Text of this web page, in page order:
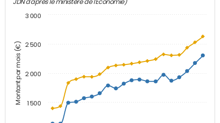
Montant par mois (€)
JDN d'après le ministère de l'Economie)
1 500
2 000
2 500
3 000